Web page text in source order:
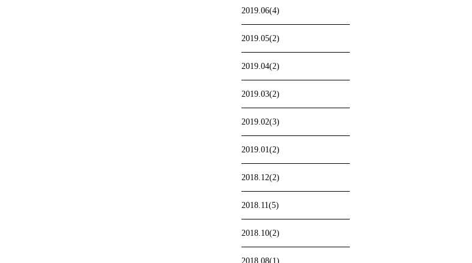
2019.06(4)
2019.05(2)
2019.04(2)
2019.03(2)
2019.02(3)
2019.01(2)
2018.12(2)
2018.11(5)
2018.10(2)
2018.08(1)